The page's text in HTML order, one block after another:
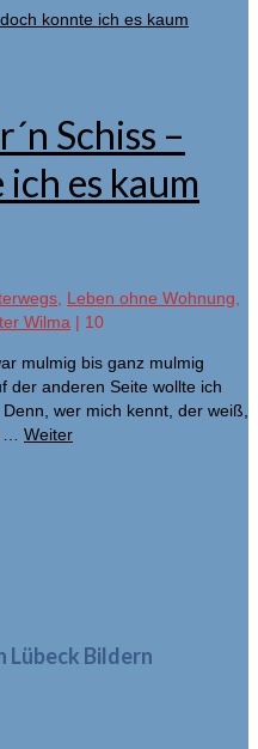
Schiss –
es kaum
, Leben ohne Wohnung,
Wilma | 10
mulmig bis ganz mulmig
der anderen Seite wollte ich
wer mich kennt, der weiß,
… Weiter
Bildern